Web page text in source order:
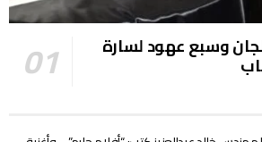
وسبع عهود لسارة